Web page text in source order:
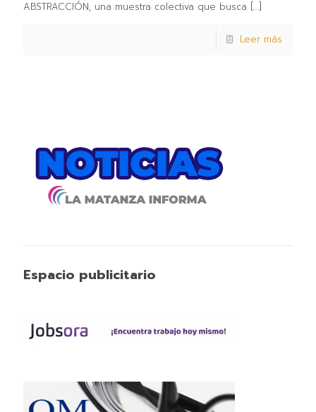
ABSTRACCIÓN, una muestra colectiva que busca […]
Leer más
Espacio publicitario